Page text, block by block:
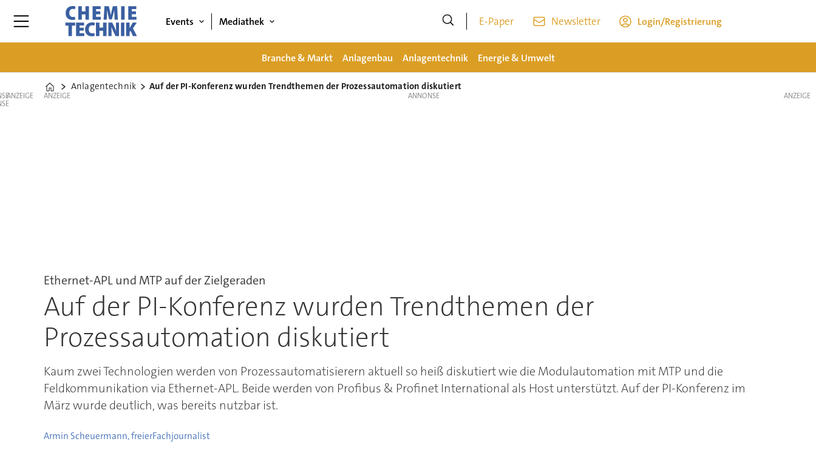
Events Mediathek E-Paper Newsletter Login/Registrierung
Branche & Markt Anlagenbau Anlagentechnik Energie & Umwelt
Home
Anlagentechnik Auf der PI-Konferenz wurden Trendthemen der Prozessautomation diskutiert
ANZEIGE ANZEIGE
Ethernet-APL und MTP auf der Zielgeraden
Auf der PI-Konferenz wurden Trendthemen der
Prozessautomation diskutiert
Kaum zwei Technologien werden von Prozessautomatisierern aktuell so heiß diskutiert wie die Modulautomation mit MTP und die
Feldkommunikation via Ethernet-APL. Beide werden von Profibus & Profinet International als Host unterstützt. Auf der PI-Konferenz im
März wurde deutlich, was bereits nutzbar ist.
Armin Scheuermann, freierFachjournalist
ANZEIGE